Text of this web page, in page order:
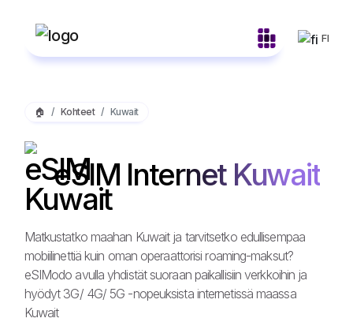
FI
🏠 Kohteet Kuwait
eSIM Internet Kuwait
Matkustatko maahan Kuwait ja tarvitsetko edullisempaa
mobiilinettiä kuin oman operaattorisi roaming-maksut?
eSIModo avulla yhdistät suoraan paikallisiin verkkoihin ja
hyödyt 3G/ 4G/ 5G -nopeuksista internetissä maassa
Kuwait